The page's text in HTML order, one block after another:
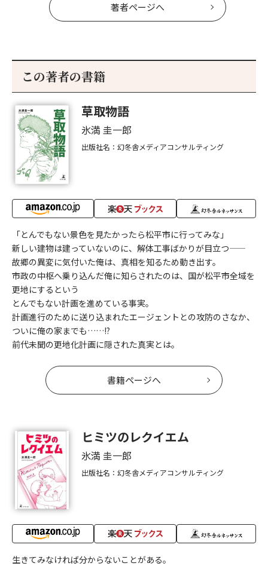
著者ページへ
この著者の書籍
草取物語
氷満 圭一郎
出版社名：幻冬舎メディアコンサルティング
「とんでもない景色を見たかったら松平市に行ってみな」
新しい建物は建っていないのに、解体工事ばかりが目立つ――
故郷の異変に気付いた俺は、真相を知るため動き出す。
市政の中枢へ乗り込んだ俺に知らされたのは、国が松平市全域を
更地にするという
とんでもない計画を進めている事実。
計画進行のために送り込まれたエージェントとの攻防のさなか、
ついに俺の家までも……!?
前代未聞の更地化計画に隠された真実とは。
書籍ページへ
ヒミツのレクイエム
氷満 圭一郎
出版社名：幻冬舎メディアコンサルティング
生きてみなければ分からないことがある。